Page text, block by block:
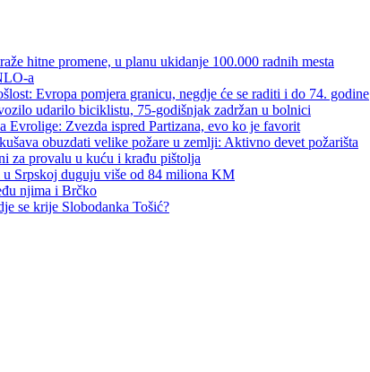
hitne promene, u planu ukidanje 100.000 radnih mesta
a
Evropa pomjera granicu, negdje će se raditi i do 74. godine
udarilo biciklistu, 75-godišnjak zadržan u bolnici
Evrolige: Zvezda ispred Partizana, evo ko je favorit
obuzdati velike požare u zemlji: Aktivno devet požarišta
za provalu u kuću i krađu pištolja
Srpskoj duguju više od 84 miliona KM
njima i Brčko
se krije Slobodanka Tošić?